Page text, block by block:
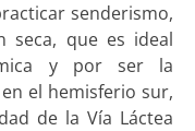
senderismo,
seca, que es ideal
y por ser la
el hemisferio sur,
de la Vía Láctea